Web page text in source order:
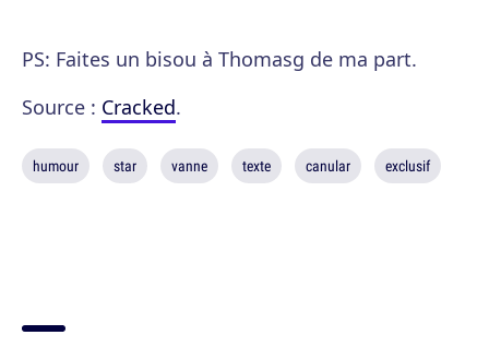
PS: Faites un bisou à Thomasg de ma part.
Source : Cracked.
humour star vanne texte canular exclusif